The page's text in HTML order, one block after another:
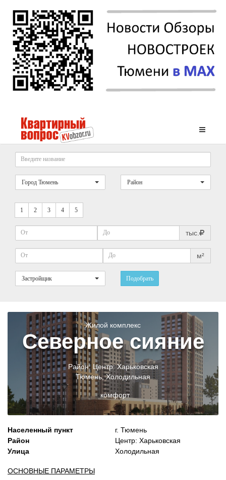
Город Тюмень Район
1 2 3 4 5
тыс.
м²
Застройщик Подобрать
Жилой комплекс
Северное сияние
Район: Центр: Харьковская
Тюмень,Холодильная
комфорт
Населенный пункт
Район
Улица
ОСНОВНЫЕ ПАРАМЕТРЫ
г. Тюмень
Центр: Харьковская
Холодильная